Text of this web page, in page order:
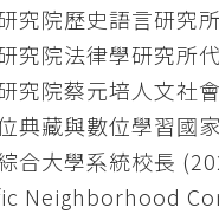
究院歷史語言研究
究院法律學研究所
究院蔡元培人文社
位典藏與數位學習
合大學系統校長
Neighborhood